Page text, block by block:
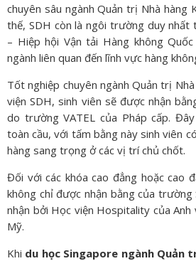
chuyên sâu ngành Quản trị Nhà hàng
thế, SDH còn là ngôi trường duy nhất
– Hiệp hội Vận tải Hàng không
ngành liên quan đến lĩnh vực hàng
Tốt nghiệp chuyên ngành Quản trị
viện SDH, sinh viên sẽ được nhận
do trường VATEL của Pháp cấp.
toàn cầu, với tấm bằng này sinh viên
hàng sang trọng ở các vị trí chủ chốt.
Đối với các khóa cao đẳng hoặc cao
không chỉ được nhận bằng của
nhận bởi Học viện Hospitality của Anh
Mỹ.
Khi du học Singapore ngành Quản